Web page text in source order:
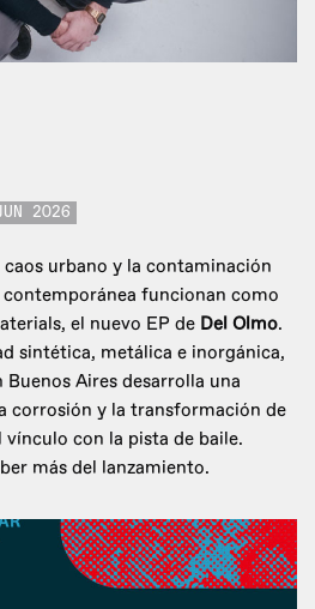
2026
urbano y la contaminación
funcionan como
el nuevo EP de Del Olmo.
sintética, metálica e inorgánica,
Aires desarrolla una
corrosión y la transformación de
con la pista de baile.
más del lanzamiento.